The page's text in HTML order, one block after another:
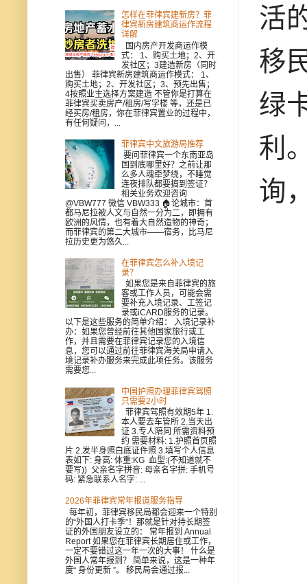
活
移
绿
利
询
怎样在菲律宾建新房？菲
律宾新房建筑商运作流程
详解
国内房产开发商运作模
式： 1、购买土地；2、开
发社区；3建造新房（同时
出售） 菲律宾新房建筑商运作模式： 1、
购买土地；2、开发社区；3、预先出售；
4按照业主选择方案建造 不管你是打算在
菲律宾买卖房产/租房/写字楼 等，还是已
经买房/租房，你在菲律宾置业的过程中，
有任何疑问，...
菲律宾中文旅游局推荐
要问菲律宾一个东南亚岛
国到底哪里好？之前让那
么多人魂牵梦绕，不睡觉
连夜排队都要搞到签证？
相关业务欢迎咨询
@VBW777 微信 VBW333 🏠论城市：首
都马尼拉被人文与自然一分为二，即拥有
欧洲的风情，也有着大自然造物的神奇；
而菲律宾的第二大城市——宿务，比马尼
拉历史更为悠久...
在菲律宾怎么补入境记
录？
如果您是来自菲律宾的旅
客或工作人员，可能会需
要补充入境记录、工签记
录或iCARD服务的记录。
以下是这些服务的简单介绍： 入境记录补
办：如果您曾经前往其他国家旅行或工
作，并且需要在菲律宾记录您的入境信
息，您可以通过前往菲律宾海关局申请入
境记录补办服务来完成此项任务。该服务
需要您...
中国护照办理菲律宾驾照
只需要2小时
菲律宾驾照有效期5年 1.
本人要去车管所 2.当天出
证 3.专人陪同 所需资料预
约 需要材料: 1.护照首页照
片 2.发半身照白底证件照 3.填写个人信息
表如下: 身高: 体重:KG 血型:(不知道就不
要写)) 父亲名字拼音: 母亲名字拼: 手机号
码: 紧急联系人名字: ...
2026年菲律宾常年报道服务指导
每年初，菲律宾移民局都会迎来一个特别
的“外国人打卡季”！那就是针对持长期签
证的外国朋友设立的： 常年报到 Annual
Report 如果您在菲律宾长期居住或工作，
一定不要错过这一年一次的大事！ 什么是
外国人常年报到？ 简单来说，这是一种年
度“ 身份更新 ”。 移民局会通过报...